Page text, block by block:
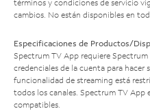
términos y condiciones de servicio
cambios. No están disponibles en
Especificaciones de Productos/
Spectrum TV App requiere Spectrum
credenciales de la cuenta para
funcionalidad de streaming está
todos los canales. Spectrum TV
compatibles.